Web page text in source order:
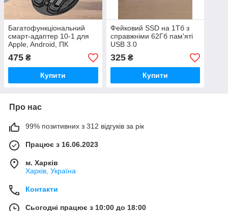
Багатофункціональний
смарт-адаптер 10-1 для
Apple, Android, ПК
(перехідник, карта пам'яті,
кабель)
475 ₴
Купити
Фейковий SSD на 1Тб з
справжніми 62Гб пам'яті
USB 3.0
325₴
Купити
Про нас
99% позитивних з 312 відгуків за рік
Працює з 16.06.2023
м. Харків
Харків, Україна
Контакти
Сьогодні працює з 10:00 до 18:00